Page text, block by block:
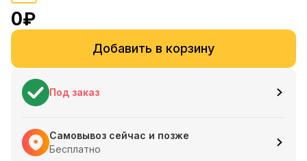
0₽
Добавить в корзину
Под заказ
Самовывоз сейчас и позже
Бесплатно